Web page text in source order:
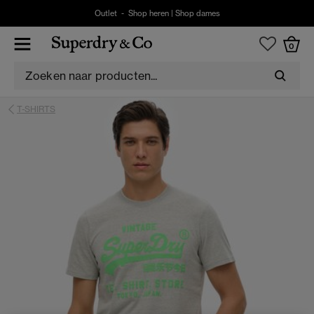
Outlet - Shop heren| Shop dames
0
T-SHIRTS